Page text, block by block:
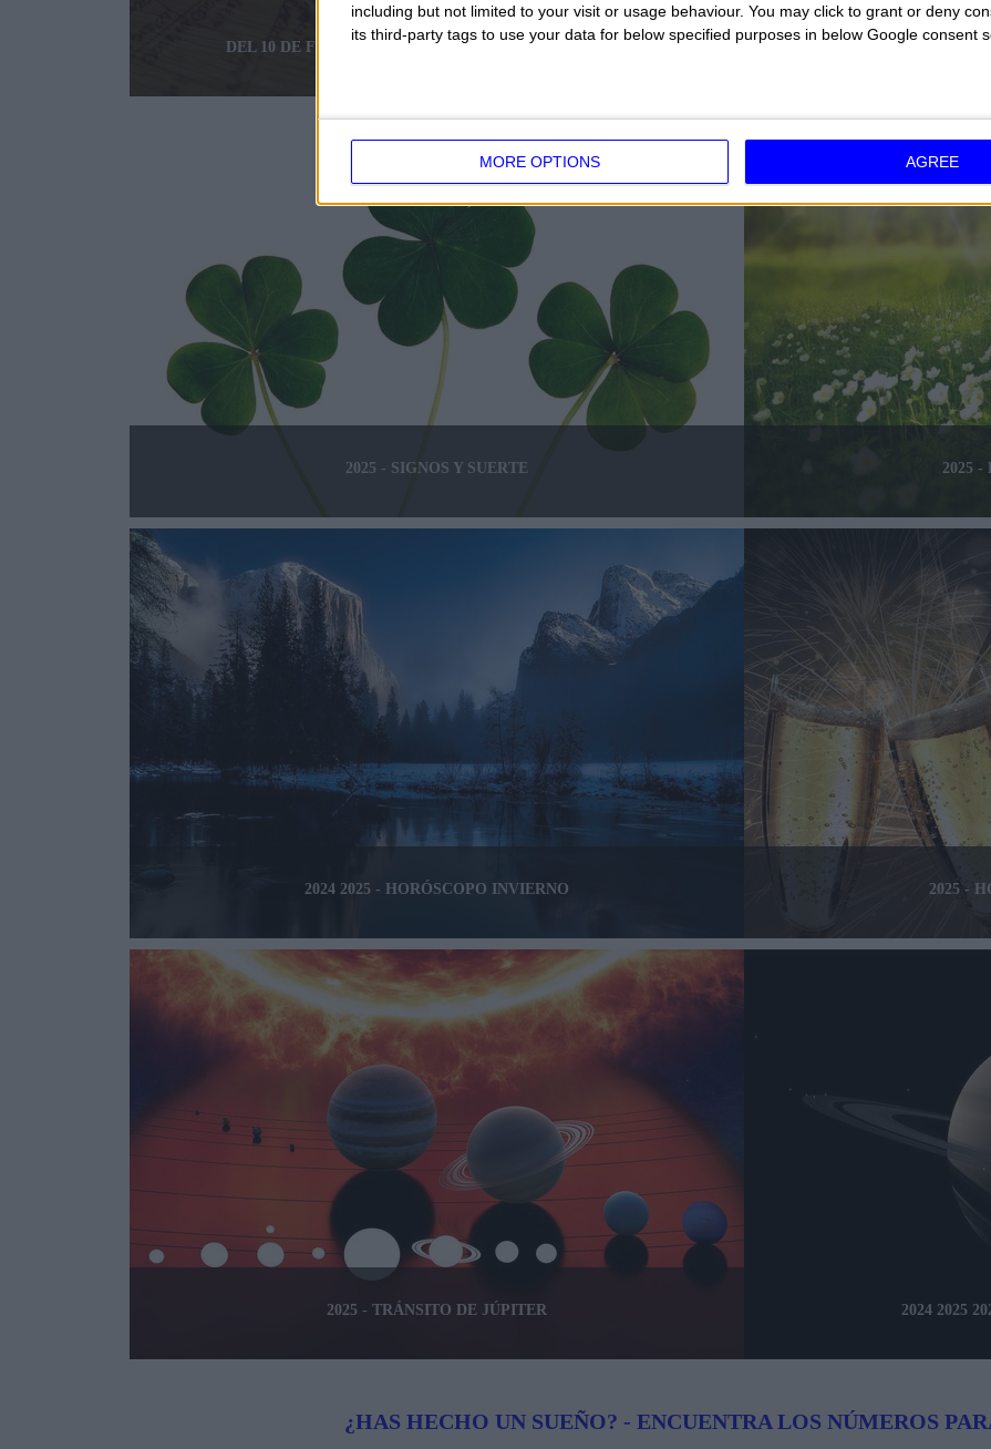
including but not limited to your visit or usage behaviour. You may click to grant or deny
its third-party tags to use your data for below specified purposes in below Google consent
MORE OPTIONS AGREE
HORÓSCOPO DE LA SEMANA
DEL 10 DE FEBRERO DE 2025 AL 16 DE FEBRERO DE 2025
2025 - SIGNOS Y SUERTE 2025 -
2024 2025 - HORÓSCOPO INVIERNO 2025 -
2025 - TRÁNSITO DE JÚPITER 2024 2025
¿HAS HECHO UN SUEÑO? - ENCUENTRA LOS NÚMEROS